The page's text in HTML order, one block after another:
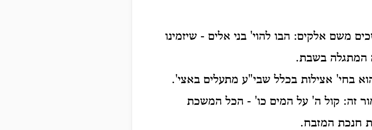
משם אלקים: הבו להוי' בני אלים - שיזמינו
המתגלה בשבת.
בחי' אצילות בכלל שבי"ע מתעלים באצי'.
זה: קול ה' על המים כו' - הכל המשכת
חנכת המזבח.